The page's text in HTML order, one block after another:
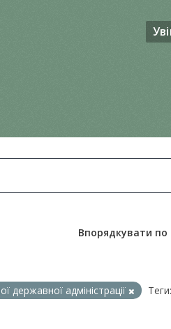
Впорядкувати по
державної адміністрації
Теги: